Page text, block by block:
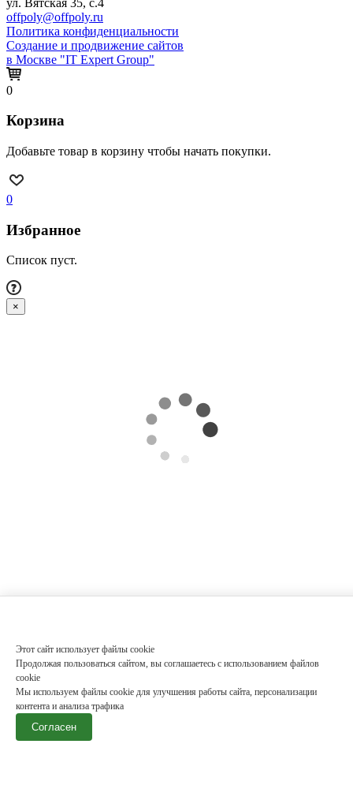
offpoly@offpoly.ru
Политика конфиденциальности
Создание и продвижение сайтов
в Москве "IT Expert Group"
Этот сайт использует файлы cookie
Продолжая пользоваться сайтом, вы соглашаетесь с использованием файлов
cookie
Мы используем файлы cookie для улучшения работы сайта, персонализации
контента и анализа трафика
Согласен
0
Корзина
Добавьте товар в корзину чтобы начать покупки.
0
Избранное
Список пуст.
×